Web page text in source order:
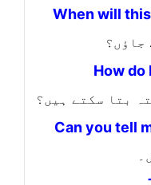
When will
جاؤں؟
How do
بتا سکتے ہیں؟
Can you tell